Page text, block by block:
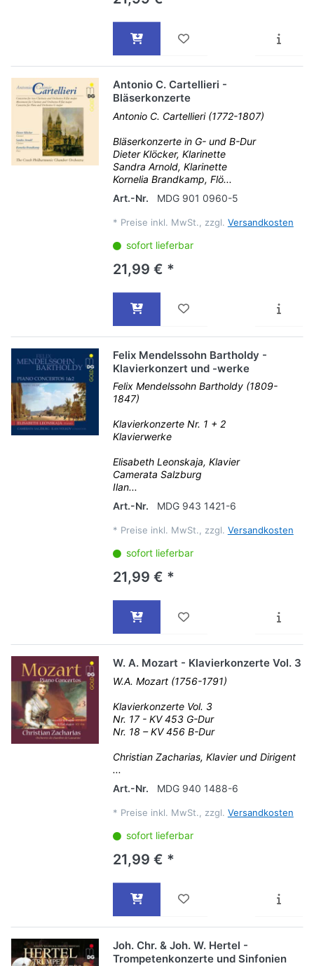
Antonio C. Cartellieri -
Bläserkonzerte
Antonio C. Cartellieri (1772-1807)
Bläserkonzerte in G- und B-Dur
Dieter Klöcker, Klarinette
Sandra Arnold, Klarinette
Kornelia Brandkamp, Flö...
Art.-Nr.
MDG 901 0960-5
* Preise inkl. MwSt., zzgl. Versandkosten
sofort lieferbar
21,99 € *
Felix Mendelssohn Bartholdy -
Klavierkonzert und -werke
Felix Mendelssohn Bartholdy (1809-
1847)
Klavierkonzerte Nr. 1 + 2
Klavierwerke
Elisabeth Leonskaja, Klavier
Camerata Salzburg
Ilan...
Art.-Nr.
MDG 943 1421-6
* Preise inkl. MwSt., zzgl. Versandkosten
sofort lieferbar
21,99 € *
W. A. Mozart - Klavierkonzerte Vol. 3
W.A. Mozart (1756-1791)
Klavierkonzerte Vol. 3
Nr. 17 - KV 453 G-Dur
Nr. 18 – KV 456 B-Dur
Christian Zacharias, Klavier und Dirigent
...
Art.-Nr.
MDG 940 1488-6
* Preise inkl. MwSt., zzgl. Versandkosten
sofort lieferbar
21,99 € *
Joh. Chr. & Joh. W. Hertel -
Trompetenkonzerte und Sinfonien